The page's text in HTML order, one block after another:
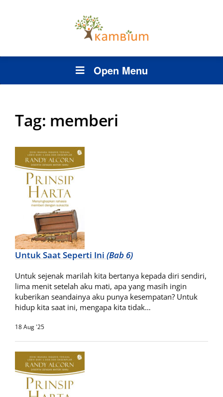
Open Menu
Tag: memberi
Untuk Saat Seperti Ini (Bab 6)
Untuk sejenak marilah kita bertanya kepada diri sendiri,
lima menit setelah aku mati, apa yang masih ingin
kuberikan seandainya aku punya kesempatan? Untuk
hidup kita saat ini, mengapa kita tidak…
18 Aug '25